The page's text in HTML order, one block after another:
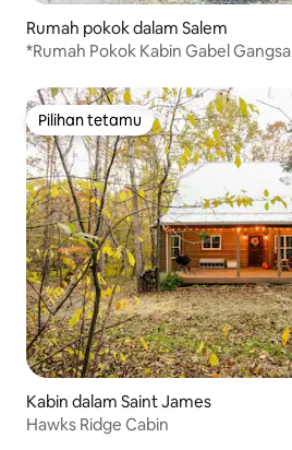
Rumah pokok dalam Salem
*Rumah Pokok Kabin Gabel Gangsa
Pilihan tetamu
Pilihan tetamu
Kabin dalam Saint James
Hawks Ridge Cabin